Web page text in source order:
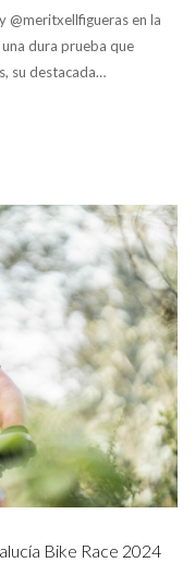
@meritxellfigueras en la
dura prueba que
su destacada…
Bike Race 2024